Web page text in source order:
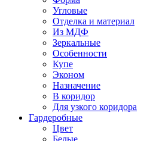
Угловые
Отделка и материал
Из МДФ
Зеркальные
Особенности
Купе
Эконом
Назначение
В коридор
Для узкого коридора
Гардеробные
Цвет
Белые